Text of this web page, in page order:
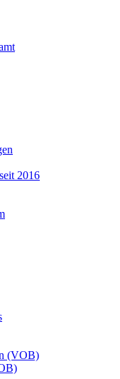
2016
(VOB)